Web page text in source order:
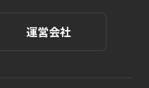
運営会社